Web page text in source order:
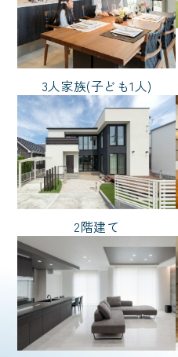
3人家族(子ども1人)
2階建て
バイク
猫と暮
2階リビング
白い外観
L型
ファミリークローク
スタイル
ノーブルスタイル
和風
シンプル
ナチ
広さ